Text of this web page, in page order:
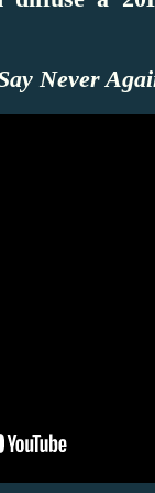
Never